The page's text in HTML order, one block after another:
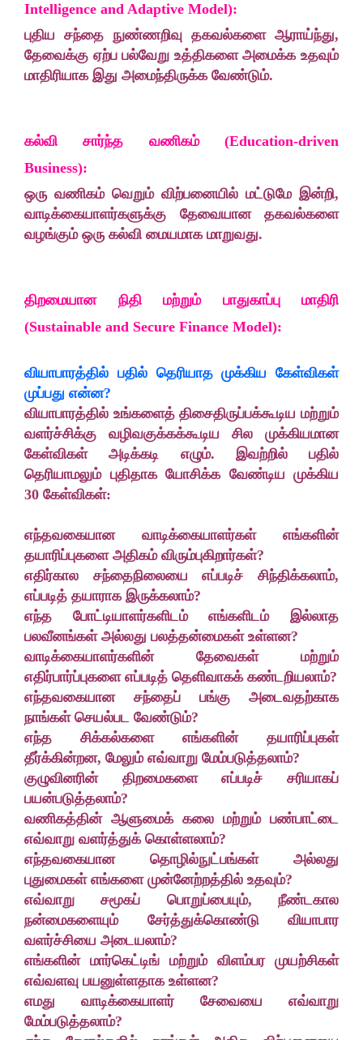
Intelligence and Adaptive Model):
புதிய சந்தை நுண்ணறிவு தகவல்களை ஆராய்ந்து,
தேவைக்கு ஏற்ப பல்வேறு உத்திகளை அமைக்க உதவும்
மாதிரியாக இது அமைந்திருக்க வேண்டும்.
கல்வி சார்ந்த வணிகம் (Education-driven
Business):
ஒரு வணிகம் வெறும் விற்பனையில் மட்டுமே இன்றி,
வாடிக்கையாளர்களுக்கு தேவையான தகவல்களை
வழங்கும் ஒரு கல்வி மையமாக மாறுவது.
திறமையான நிதி மற்றும் பாதுகாப்பு மாதிரி
(Sustainable and Secure Finance Model):
வியாபாரத்தில் பதில் தெரியாத முக்கிய கேள்விகள்
முப்பது என்ன?
வியாபாரத்தில் உங்களைத் திசைதிருப்பக்கூடிய மற்றும்
வளர்ச்சிக்கு வழிவகுக்கக்கூடிய சில முக்கியமான
கேள்விகள் அடிக்கடி எழும். இவற்றில் பதில்
தெரியாமலும் புதிதாக யோசிக்க வேண்டிய முக்கிய
30 கேள்விகள்:
எந்தவகையான வாடிக்கையாளர்கள் எங்களின்
தயாரிப்புகளை அதிகம் விரும்புகிறார்கள்?
எதிர்கால சந்தைநிலையை எப்படிச் சிந்திக்கலாம்,
எப்படித் தயாராக இருக்கலாம்?
எந்த போட்டியாளர்களிடம் எங்களிடம் இல்லாத
பலவீனங்கள் அல்லது பலத்தன்மைகள் உள்ளன?
வாடிக்கையாளர்களின் தேவைகள் மற்றும்
எதிர்பார்ப்புகளை எப்படித் தெளிவாகக் கண்டறியலாம்?
எந்தவகையான சந்தைப் பங்கு அடைவதற்காக
நாங்கள் செயல்பட வேண்டும்?
எந்த சிக்கல்களை எங்களின் தயாரிப்புகள்
தீர்க்கின்றன, மேலும் எவ்வாறு மேம்படுத்தலாம்?
குழுவினரின் திறமைகளை எப்படிச் சரியாகப்
பயன்படுத்தலாம்?
வணிகத்தின் ஆளுமைக் கலை மற்றும் பண்பாட்டை
எவ்வாறு வளர்த்துக் கொள்ளலாம்?
எந்தவகையான தொழில்நுட்பங்கள் அல்லது
புதுமைகள் எங்களை முன்னேற்றத்தில் உதவும்?
எவ்வாறு சமூகப் பொறுப்பையும், நீண்டகால
நன்மைகளையும் சேர்த்துக்கொண்டு வியாபார
வளர்ச்சியை அடையலாம்?
எங்களின் மார்கெட்டிங் மற்றும் விளம்பர முயற்சிகள்
எவ்வளவு பயனுள்ளதாக உள்ளன?
எமது வாடிக்கையாளர் சேவையை எவ்வாறு
மேம்படுத்தலாம்?